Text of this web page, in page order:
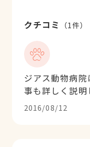
クチコミ （1件）
ジアス動物病
事も詳しく説
ずっと違う病院
った日が日曜
2016/08/12